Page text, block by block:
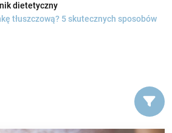
dietetyczny
tłuszczową? 5 skutecznych sposobów